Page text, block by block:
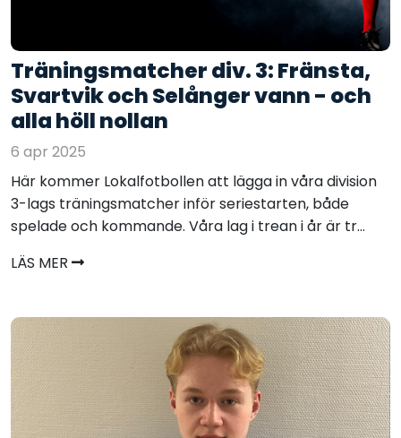
Träningsmatcher div. 3: Fränsta,
Svartvik och Selånger vann - och
alla höll nollan
6 apr 2025
Här kommer Lokalfotbollen att lägga in våra division
3-lags träningsmatcher inför seriestarten, både
spelade och kommande. Våra lag i trean i år är tr...
LÄS MER